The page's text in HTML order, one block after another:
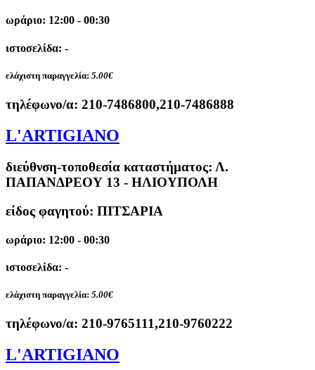
ωράριο: 12:00 - 00:30
ιστοσελίδα: -
ελάχιστη παραγγελία: 5.00€
τηλέφωνο/α: 210-7486800,210-7486888
L'ARTIGIANO
διεύθνση-τοποθεσία καταστήματος: Λ.
ΠΑΠΑΝΔΡΕΟΥ 13 - ΗΛΙΟΥΠΟΛΗ
είδος φαγητού: ΠΙΤΣΑΡΙΑ
ωράριο: 12:00 - 00:30
ιστοσελίδα: -
ελάχιστη παραγγελία: 5.00€
τηλέφωνο/α: 210-9765111,210-9760222
L'ARTIGIANO